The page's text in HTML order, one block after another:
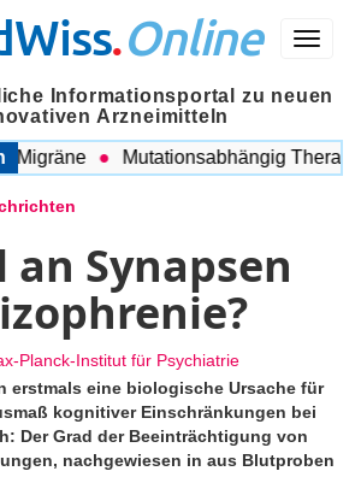
Menü
.Online
Informationsportal zu neuen
Arzneimitteln
Mutationsabhängig Therapie
an Synapsen
Planck-Institut für Psychiatrie
erstmals eine biologische Ursache für
kognitiver Einschränkungen bei
Der Grad der Beeinträchtigung von
nachgewiesen in aus Blutproben